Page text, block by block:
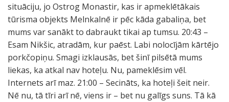
situāciju, jo Ostrog Monastir, kas ir apmeklētākais
tūrisma objekts Melnkalnē ir pēc kāda gabaliņa, bet
mums var sanākt to dabraukt tikai ap tumsu. 20:43 –
Esam Nikšic, atradām, kur paēst. Labi nolocījām kārtējo
porkčopiņu. Smagi izklausās, bet šinī pilsētā mums
liekas, ka atkal nav hoteļu. Nu, pameklēsim vēl.
Internets arī maz. 21:00 – Secināts, ka hoteļi šeit neir.
Nē nu, tā tīri arī nē, viens ir – bet nu galīgs suns. Tā kā